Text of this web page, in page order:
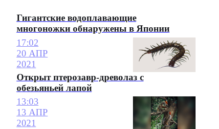
Гигантские водоплавающие
многоножки обнаружены в Японии
17:02
20 АПР
2021
Открыт птерозавр-древолаз с
обезьяньей лапой
13:03
13 АПР
2021